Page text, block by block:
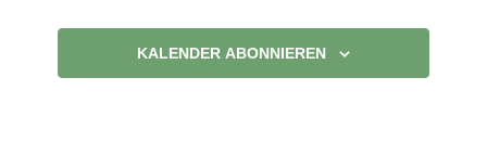
KALENDER ABONNIEREN